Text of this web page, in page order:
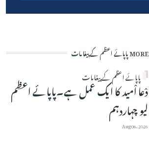
MORE پاپائے اعظم کے پیغامات
پاپائے اعظم کے پیغامات
دْعا اْمید کا ایک عمل ہے۔پاپائے اعظم
لیو چہاردہم
Aug 06, 2026